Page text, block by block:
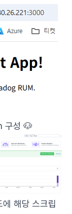
구성 🐶
에 해당 스크립